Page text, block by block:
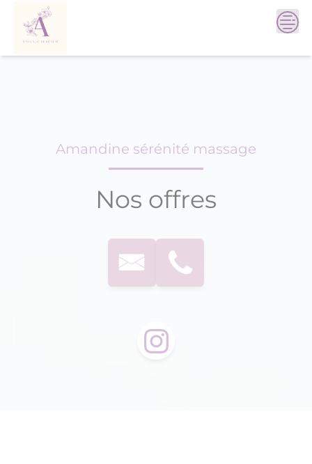
content
Amandine sérénité massage
Nos offres